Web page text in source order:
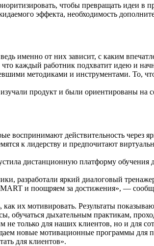
чтобы превращать идеи
эффекта, необходимость
именно от них зависит, с каким
каждый работник подхватит идею и
методиками и инструментами. То,
продукт и были ориентированы на
действительность через
к лидерству и предпочитают
дистанционную платформу обучения
разработали яркий диалоговый
и поощряем за достижения», —
их мотивировать. Результаты
обучаться дыхательным практикам,
только для наших клиентов, но и для
новые мотивационные программы
для клиентов».